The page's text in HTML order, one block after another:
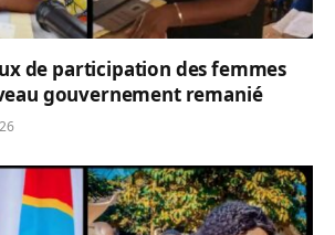
de participation des femmes
gouvernement remanié